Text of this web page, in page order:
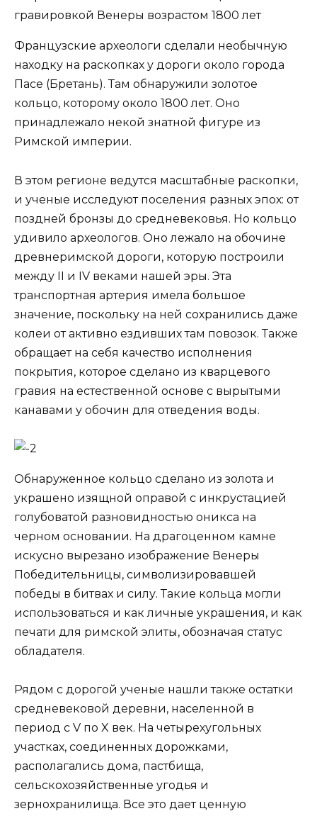
Французские археологи сделали необычную
находку на раскопках у дороги около города
Пасе (Бретань). Там обнаружили золотое
кольцо, которому около 1800 лет. Оно
принадлежало некой знатной фигуре из
Римской империи.
В этом регионе ведутся масштабные раскопки,
и ученые исследуют поселения разных эпох: от
поздней бронзы до средневековья. Но кольцо
удивило археологов. Оно лежало на обочине
древнеримской дороги, которую построили
между II и IV веками нашей эры. Эта
транспортная артерия имела большое
значение, поскольку на ней сохранились даже
колеи от активно ездивших там повозок. Также
обращает на себя качество исполнения
покрытия, которое сделано из кварцевого
гравия на естественной основе с вырытыми
канавами у обочин для отведения воды.
Обнаруженное кольцо сделано из золота и
украшено изящной оправой с инкрустацией
голубоватой разновидностью оникса на
черном основании. На драгоценном камне
искусно вырезано изображение Венеры
Победительницы, символизировавшей
победы в битвах и силу. Такие кольца могли
использоваться и как личные украшения, и как
печати для римской элиты, обозначая статус
обладателя.
Рядом с дорогой ученые нашли также остатки
средневековой деревни, населенной в
период с V по X век. На четырехугольных
участках, соединенных дорожками,
располагались дома, пастбища,
сельскохозяйственные угодья и
зернохранилища. Все это дает ценную